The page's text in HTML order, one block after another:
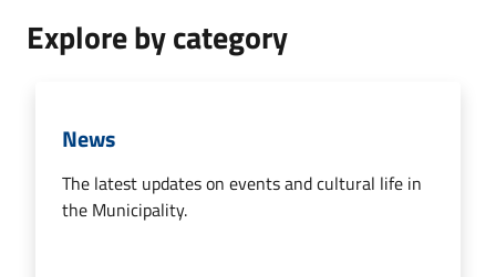
Explore by category
News
The latest updates on events and cultural life in
the Municipality.